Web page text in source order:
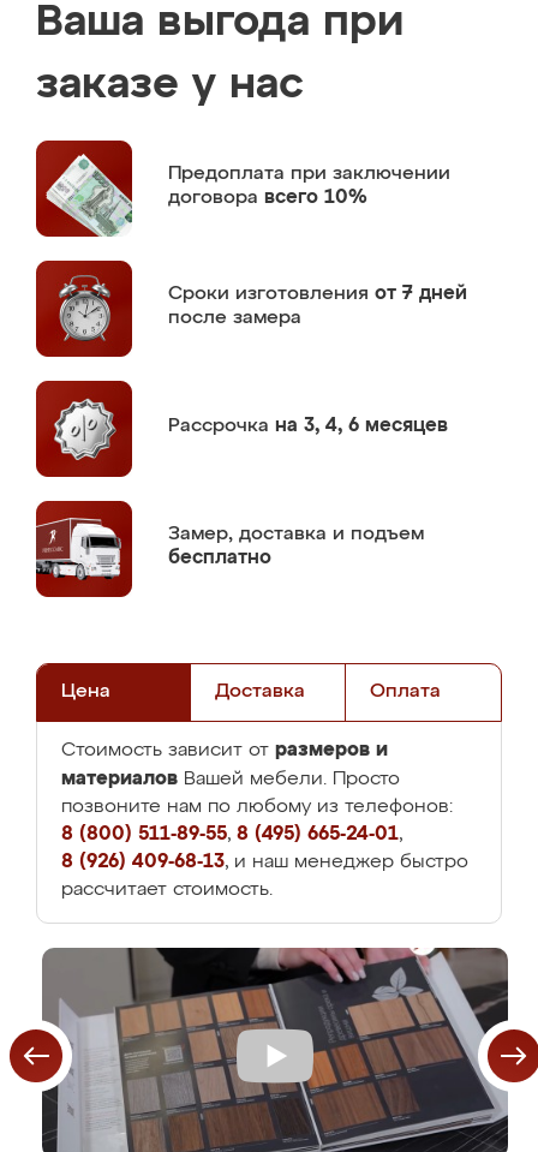
Ваша выгода при
заказе у нас
Предоплата при заключении
договора всего 10%
Сроки изготовления от 7 дней
после замера
Рассрочка на 3, 4, 6 месяцев
Замер, доставка и подъем
бесплатно
Цена Доставка Оплата
Стоимость зависит от размеров и
материалов Вашей мебели. Просто
позвоните нам по любому из телефонов:
8 (800) 511-89-55, 8 (495) 665-24-01,
8 (926) 409-68-13, и наш менеджер быстро
рассчитает стоимость.